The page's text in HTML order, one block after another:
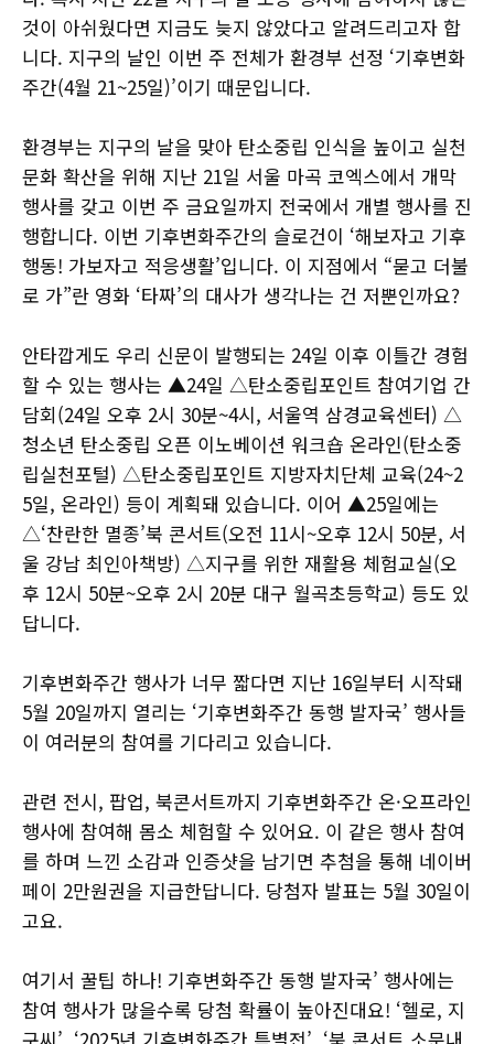
것이 아쉬웠다면 지금도 늦지 않았다고 알려드리고자 합
니다. 지구의 날인 이번 주 전체가 환경부 선정 ‘기후변화
주간(4월 21~25일)’이기 때문입니다.
환경부는 지구의 날을 맞아 탄소중립 인식을 높이고 실천
문화 확산을 위해 지난 21일 서울 마곡 코엑스에서 개막
행사를 갖고 이번 주 금요일까지 전국에서 개별 행사를 진
행합니다. 이번 기후변화주간의 슬로건이 ‘해보자고 기후
행동! 가보자고 적응생활’입니다. 이 지점에서 “묻고 더불
로 가”란 영화 ‘타짜’의 대사가 생각나는 건 저뿐인까요?
안타깝게도 우리 신문이 발행되는 24일 이후 이틀간 경험
할 수 있는 행사는 ▲24일 △탄소중립포인트 참여기업 간
담회(24일 오후 2시 30분~4시, 서울역 삼경교육센터) △
청소년 탄소중립 오픈 이노베이션 워크숍 온라인(탄소중
립실천포털) △탄소중립포인트 지방자치단체 교육(24~2
5일, 온라인) 등이 계획돼 있습니다. 이어 ▲25일에는
△‘찬란한 멸종’북 콘서트(오전 11시~오후 12시 50분, 서
울 강남 최인아책방) △지구를 위한 재활용 체험교실(오
후 12시 50분~오후 2시 20분 대구 월곡초등학교) 등도 있
답니다.
기후변화주간 행사가 너무 짧다면 지난 16일부터 시작돼
5월 20일까지 열리는 ‘기후변화주간 동행 발자국’ 행사들
이 여러분의 참여를 기다리고 있습니다.
관련 전시, 팝업, 북콘서트까지 기후변화주간 온·오프라인
행사에 참여해 몸소 체험할 수 있어요. 이 같은 행사 참여
를 하며 느낀 소감과 인증샷을 남기면 추첨을 통해 네이버
페이 2만원권을 지급한답니다. 당첨자 발표는 5월 30일이
고요.
여기서 꿀팁 하나! 기후변화주간 동행 발자국’ 행사에는
참여 행사가 많을수록 당첨 확률이 높아진대요! ‘헬로, 지
구씨’, ‘2025년 기후변화주간 특별전’, ‘북 콘서트 소문내